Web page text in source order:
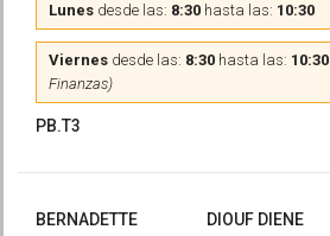
Lunes desde las: 8:30 hasta las: 10:30
Viernes desde las: 8:30 hasta las: 10:30
Finanzas)
PB.T3
BERNADETTE DIOUF DIENE